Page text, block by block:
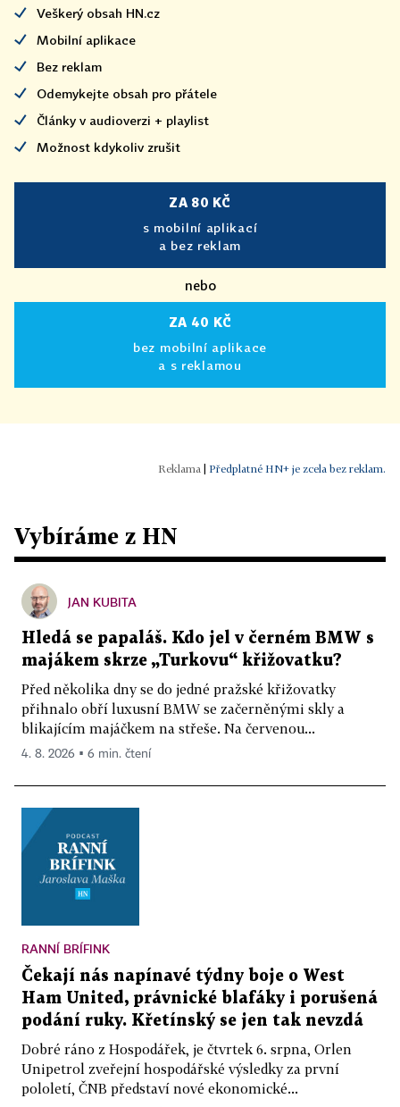
Veškerý obsah HN.cz
Mobilní aplikace
Bez reklam
Odemykejte obsah pro přátele
Články v audioverzi + playlist
Možnost kdykoliv zrušit
ZA 80 KČ
s mobilní aplikací
a bez reklam
nebo
ZA 40 KČ
bez mobilní aplikace
a s reklamou
Předplatné HN+ je zcela bez reklam.
Vybíráme z HN
JAN KUBITA
Hledá se papaláš. Kdo jel v černém BMW s
majákem skrze „Turkovu“ křižovatku?
Před několika dny se do jedné pražské křižovatky
přihnalo obří luxusní BMW se začerněnými skly a
blikajícím majáčkem na střeše. Na červenou...
4. 8. 2026 ▪ 6 min. čtení
RANNÍ BRÍFINK
Čekají nás napínavé týdny boje o West
Ham United, právnické blafáky i porušená
podání ruky. Křetínský se jen tak nevzdá
Dobré ráno z Hospodářek, je čtvrtek 6. srpna, Orlen
Unipetrol zveřejní hospodářské výsledky za první
pololetí, ČNB představí nové ekonomické...